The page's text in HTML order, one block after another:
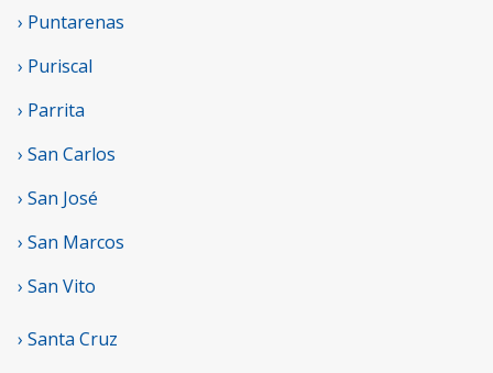
› Puntarenas
› Puriscal
› Parrita
› San Carlos
› San José
› San Marcos
› San Vito
› Santa Cruz